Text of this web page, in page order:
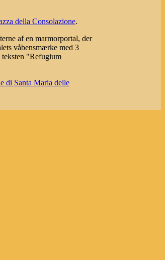
della Consolazione.
af en marmorportal, der
våbensmærke med 3
teksten "Refugium
di Santa Maria delle